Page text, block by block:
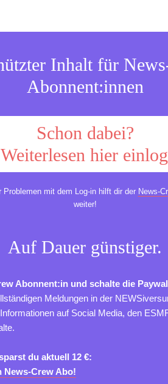
Inhalt für
Abonnent:innen
Schon dabei?
hier
Problemen mit dem Log-in hilft dir der News-
weiter!
Auf Dauer günstiger.
Abonnent:in und schalte die
Meldungen in der
auf Social Media, den
du aktuell 12 €:
News-Crew Abo!